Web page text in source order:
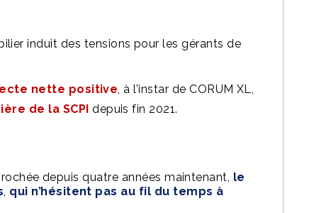
induit des tensions pour les gérants de
nette positive , à l’instar de CORUM XL,
de la SCPI depuis fin 2021.
depuis quatre années maintenant, le
qui n’hésitent pas au fil du temps à